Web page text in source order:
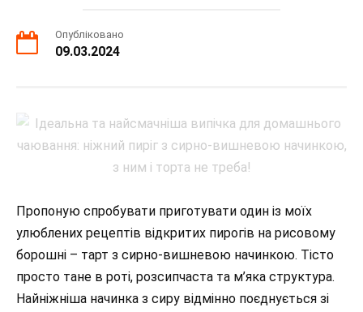
Опубліковано
09.03.2024
Пропоную спробувати приготувати один із моїх
улюблених рецептів відкритих пирогів на рисовому
борошні – тарт з сирно-вишневою начинкою. Тісто
просто тане в роті, розсипчаста та м’яка структура.
Найніжніша начинка з сиру відмінно поєднується зі